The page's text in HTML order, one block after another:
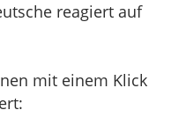
reagiert auf
mit einem Klick